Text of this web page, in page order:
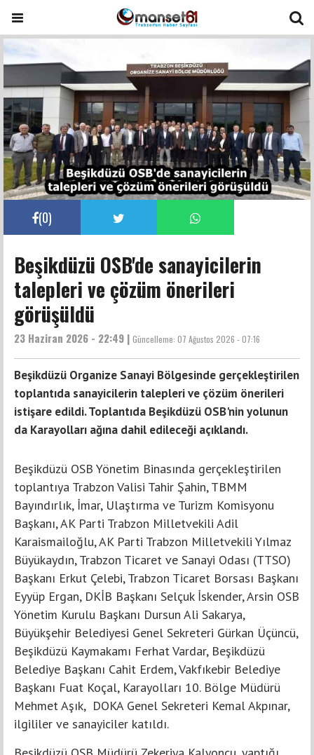
(0)
Beşikdüzü OSB'de sanayicilerin
talepleri ve çözüm önerileri
görüşüldü
23 Haziran 2026 - 22:49 | Güncelleme: 07 Ağustos 2026 - 07:16
Beşikdüzü Organize Sanayi Bölgesinde gerçekleştirilen
toplantıda sanayicilerin talepleri ve çözüm önerileri
istişare edildi. Toplantıda Beşikdüzü OSB'nin yolunun
da Karayolları ağına dahil edileceği açıklandı.
Beşikdüzü OSB Yönetim Binasında gerçekleştirilen
toplantıya Trabzon Valisi Tahir Şahin, TBMM
Bayındırlık, İmar, Ulaştırma ve Turizm Komisyonu
Başkanı, AK Parti Trabzon Milletvekili Adil
Karaismailoğlu, AK Parti Trabzon Milletvekili Yılmaz
Büyükaydın, Trabzon Ticaret ve Sanayi Odası (TTSO)
Başkanı Erkut Çelebi, Trabzon Ticaret Borsası Başkanı
Eyyüp Ergan, DKİB Başkanı Selçuk İskender, Arsin OSB
Yönetim Kurulu Başkanı Dursun Ali Sakarya,
Büyükşehir Belediyesi Genel Sekreteri Gürkan Üçüncü,
Beşikdüzü Kaymakamı Ferhat Vardar, Beşikdüzü
Belediye Başkanı Cahit Erdem, Vakfıkebir Belediye
Başkanı Fuat Koçal, Karayolları 10. Bölge Müdürü
Mehmet Aşık, DOKA Genel Sekreteri Kemal Akpınar,
ilgililer ve sanayiciler katıldı.